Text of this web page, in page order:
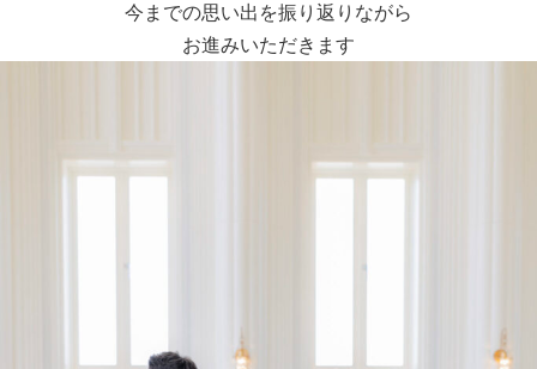
今までの思い出を振り返りながら
お進みいただきます